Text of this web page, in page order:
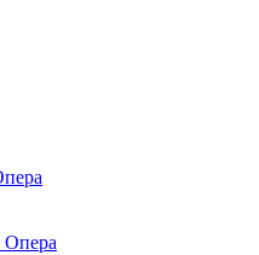
Опера